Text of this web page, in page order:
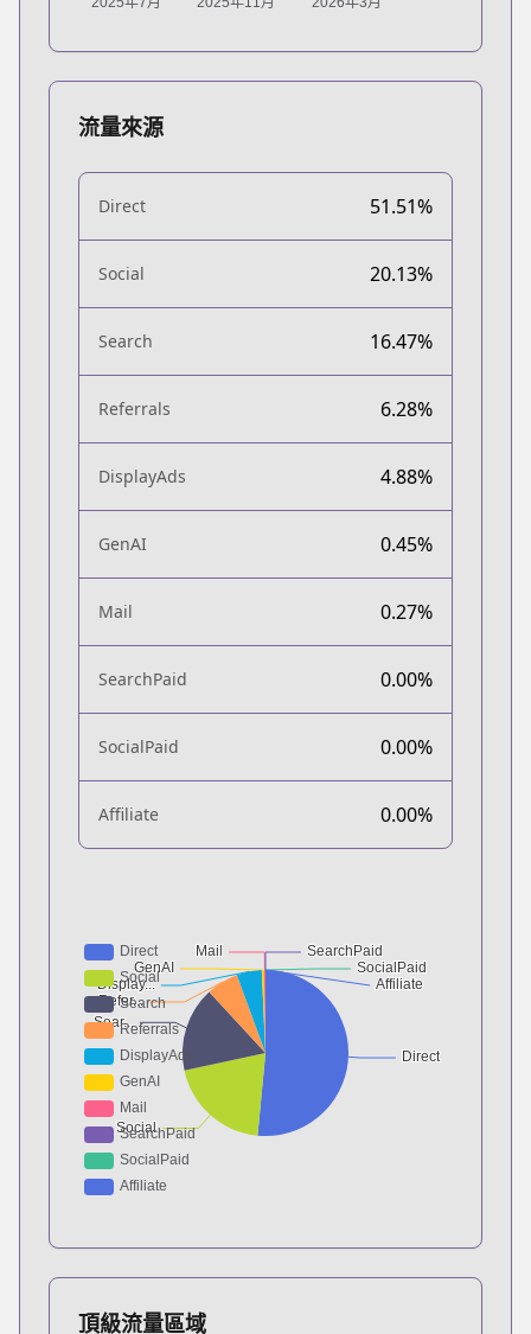
流量來源
Direct 51.51%
Social 20.13%
Search 16.47%
Referrals 6.28%
DisplayAds 4.88%
GenAI 0.45%
Mail 0.27%
SearchPaid 0.00%
SocialPaid 0.00%
Affiliate 0.00%
頂級流量區域